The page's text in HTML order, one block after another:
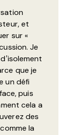
et
sur «
Je
que je
un défi
puis
cela a
des
la